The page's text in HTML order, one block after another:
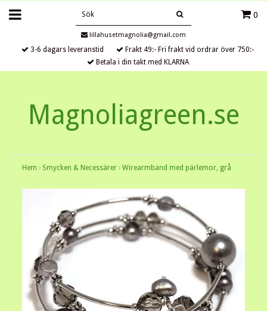
0
lillahusetmagnolia@gmail.com
3-6 dagars leveranstid
Frakt 49:- Fri frakt vid ordrar över 750:-
Betala i din takt med KLARNA
Magnoliagreen.se
Hem › Smycken & Necessärer › Wirearmband med pärlemor, grå